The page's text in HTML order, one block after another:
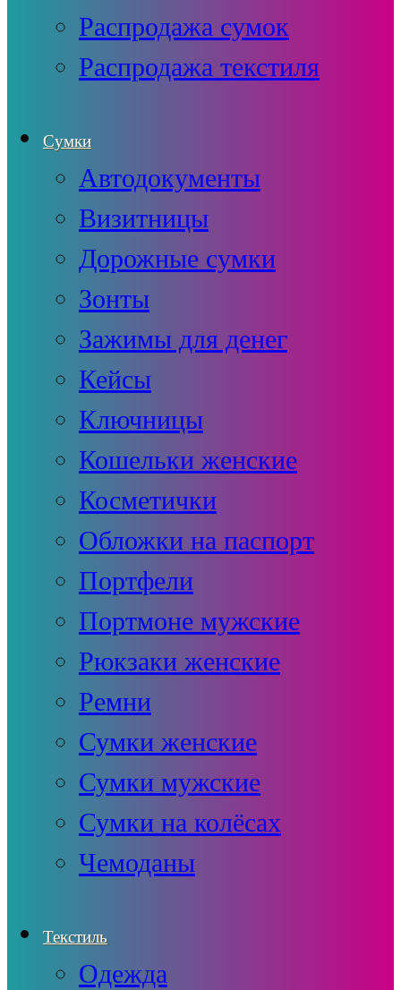
Распродажа сумок
Распродажа текстиля
Сумки
Автодокументы
Визитницы
Дорожные сумки
Зонты
Зажимы для денег
Кейсы
Ключницы
Кошельки женские
Косметички
Обложки на паспорт
Портфели
Портмоне мужские
Рюкзаки женские
Ремни
Сумки женские
Сумки мужские
Сумки на колёсах
Чемоданы
Текстиль
Одежда